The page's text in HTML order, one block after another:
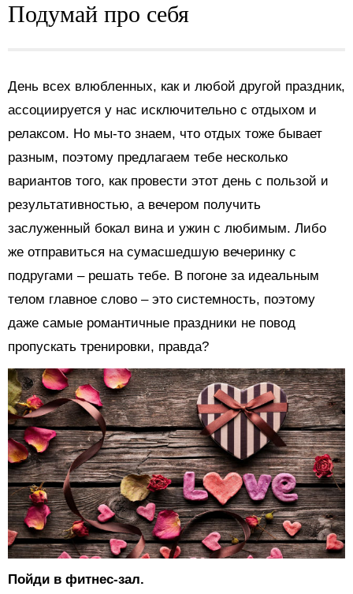
Подумай про себя
День всех влюбленных, как и любой другой праздник,
ассоциируется у нас исключительно с отдыхом и
релаксом. Но мы-то знаем, что отдых тоже бывает
разным, поэтому предлагаем тебе несколько
вариантов того, как провести этот день с пользой и
результативностью, а вечером получить
заслуженный бокал вина и ужин с любимым. Либо
же отправиться на сумасшедшую вечеринку с
подругами – решать тебе. В погоне за идеальным
телом главное слово – это системность, поэтому
даже самые романтичные праздники не повод
пропускать тренировки, правда?
Пойди в фитнес-зал.